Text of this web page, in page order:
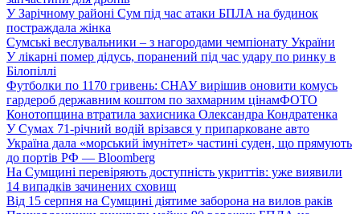
У Зарічному районі Сум під час атаки БПЛА на будинок
постраждала жінка
Сумські веслувальники – з нагородами чемпіонату України
У лікарні помер дідусь, поранений під час удару по ринку в
Білопіллі
Футболки по 1170 гривень: СНАУ вирішив оновити комусь
гардероб державним коштом по захмарним цінамФОТО
Конотопщина втратила захисника Олександра Кондратенка
У Сумах 71-річний водій врізався у припарковане авто
Україна дала «морський імунітет» частині суден, що прямують
до портів РФ — Bloomberg
На Сумщині перевіряють доступність укриттів: уже виявили
14 випадків зачинених сховищ
Від 15 серпня на Сумщині діятиме заборона на вилов раків